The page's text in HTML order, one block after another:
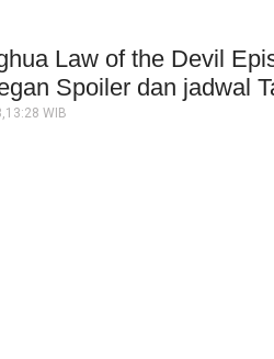
Law of the Devil
Spoiler dan jadwal
WIB